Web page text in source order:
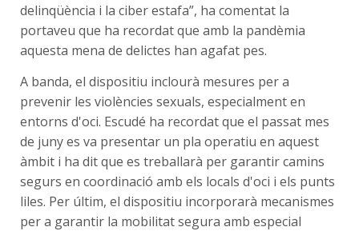
delinqüència i la ciber estafa”, ha comentat la
portaveu que ha recordat que amb la pandèmia
aquesta mena de delictes han agafat pes.
A banda, el dispositiu inclourà mesures per a
prevenir les violències sexuals, especialment en
entorns d'oci. Escudé ha recordat que el passat mes
de juny es va presentar un pla operatiu en aquest
àmbit i ha dit que es treballarà per garantir camins
segurs en coordinació amb els locals d'oci i els punts
liles. Per últim, el dispositiu incorporarà mecanismes
per a garantir la mobilitat segura amb especial